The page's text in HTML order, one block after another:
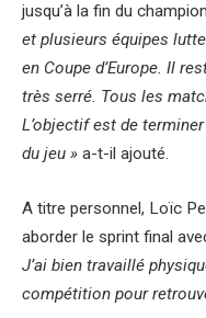
jusqu’à la fin du
et plusieurs équipes
en Coupe d’Europe. Il
très serré. Tous les
L’objectif est de
du jeu » a-t-il ajouté.
A titre personnel, Loïc
aborder le sprint final
J’ai bien travaillé
compétition pour